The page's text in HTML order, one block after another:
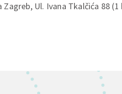
Ul. Ivana Tkalčića 88 (1